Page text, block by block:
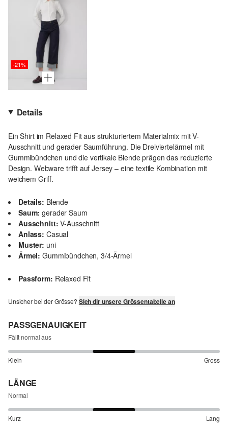
-21%
Details
Ein Shirt im Relaxed Fit aus strukturiertem Materialmix mit V-
Ausschnitt und gerader Saumführung. Die Dreiviertelärmel mit
Gummibündchen und die vertikale Blende prägen das reduzierte
Design. Webware trifft auf Jersey – eine textile Kombination mit
weichem Griff.
Details: Blende
Saum: gerader Saum
Ausschnitt: V-Ausschnitt
Anlass: Casual
Muster: uni
Ärmel: Gummibündchen, 3/4-Ärmel
Passform: Relaxed Fit
Unsicher bei der Grösse? Sieh dir unsere Grössentabelle an
PASSGENAUIGKEIT
Fällt normal aus
Klein Gross
LÄNGE
Normal
Kurz Lang